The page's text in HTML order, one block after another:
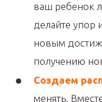
ваш ребенок
делайте упор
новым
получению
Создаем
менять.